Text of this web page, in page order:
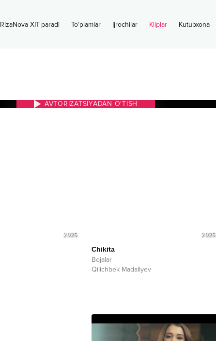
RizaNova XIT-paradi To‘plamlar Ijrochilar Kliplar Kutubxona
AVTORIZATSIYADAN O‘TISH
2025 2025
Chikita
Bojalar
Qilichbek Madaliyev